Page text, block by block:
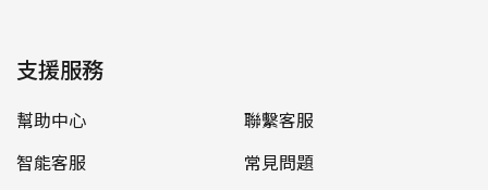
支援服務
幫助中心
聯繫客服
智能客服
常見問題